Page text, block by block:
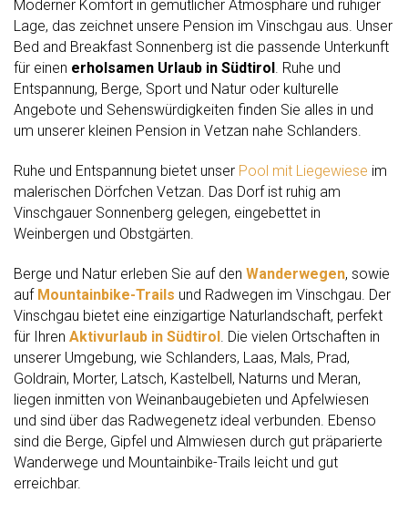
Moderner Komfort in gemütlicher Atmosphäre und ruhiger
Lage, das zeichnet unsere Pension im Vinschgau aus. Unser
Bed and Breakfast Sonnenberg ist die passende Unterkunft
für einen erholsamen Urlaub in Südtirol. Ruhe und
Entspannung, Berge, Sport und Natur oder kulturelle
Angebote und Sehenswürdigkeiten finden Sie alles in und
um unserer kleinen Pension in Vetzan nahe Schlanders.
Ruhe und Entspannung bietet unser Pool mit Liegewiese im
malerischen Dörfchen Vetzan. Das Dorf ist ruhig am
Vinschgauer Sonnenberg gelegen, eingebettet in
Weinbergen und Obstgärten.
Berge und Natur erleben Sie auf den Wanderwegen, sowie
auf Mountainbike-Trails und Radwegen im Vinschgau. Der
Vinschgau bietet eine einzigartige Naturlandschaft, perfekt
für Ihren Aktivurlaub in Südtirol . Die vielen Ortschaften in
unserer Umgebung, wie Schlanders, Laas, Mals, Prad,
Goldrain, Morter, Latsch, Kastelbell, Naturns und Meran,
liegen inmitten von Weinanbaugebieten und Apfelwiesen
und sind über das Radwegenetz ideal verbunden. Ebenso
sind die Berge, Gipfel und Almwiesen durch gut präparierte
Wanderwege und Mountainbike-Trails leicht und gut
erreichbar.